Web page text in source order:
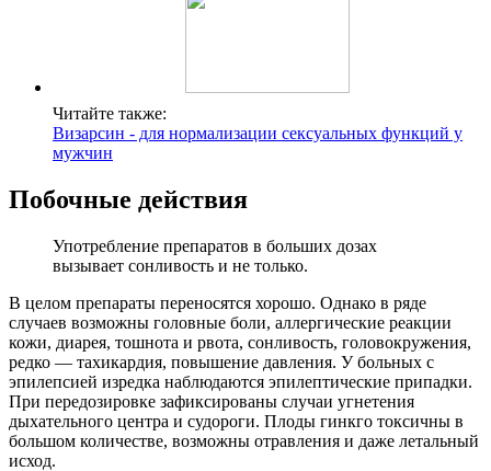
Читайте также:
Визарсин - для нормализации сексуальных функций у
мужчин
Побочные действия
Употребление препаратов в больших дозах
вызывает сонливость и не только.
В целом препараты переносятся хорошо. Однако в ряде
случаев возможны головные боли, аллергические реакции
кожи, диарея, тошнота и рвота, сонливость, головокружения,
редко — тахикардия, повышение давления. У больных с
эпилепсией изредка наблюдаются эпилептические припадки.
При передозировке зафиксированы случаи угнетения
дыхательного центра и судороги. Плоды гинкго токсичны в
большом количестве, возможны отравления и даже летальный
исход.